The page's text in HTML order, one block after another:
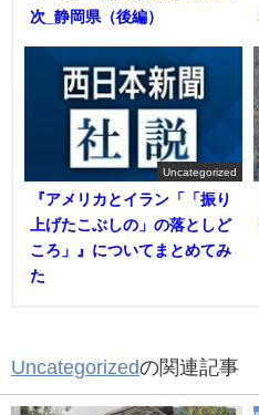
次_静岡県（後編）
Uncategorized
『アメリカとイラン「「振り
上げたこぶしの」の落としど
ころ」』についてまとめてみ
た
Uncategorizedの関連記事